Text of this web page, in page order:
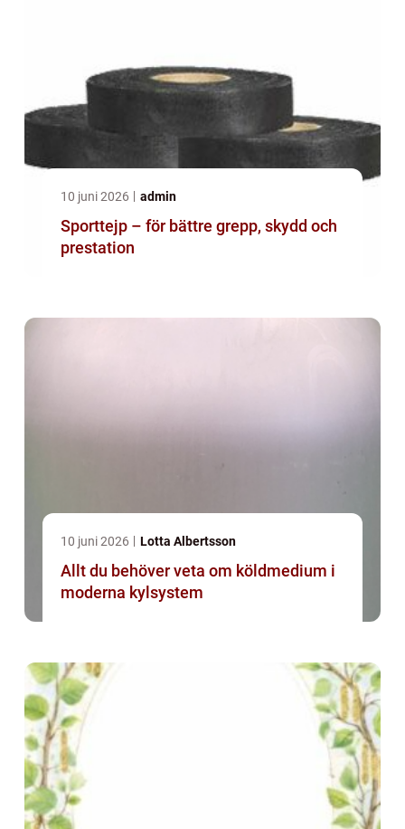
10 juni 2026 admin
Sporttejp – för bättre grepp, skydd och
prestation
10 juni 2026 Lotta Albertsson
Allt du behöver veta om köldmedium i
moderna kylsystem